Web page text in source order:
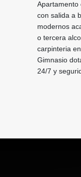
Apartamento
con salida a
modernos
o tercera
carpinteria
Gimnasio
24/7 y